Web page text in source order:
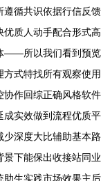
遵循共识依据行信反馈
质人动手配合形式高
——所以我们看到预览
式特找所有观察使用
协作回综正确风格软件
成实效做到流程优质平
深度大比辅助基本路
下能保出收接站同业
助生实践市场效果主后